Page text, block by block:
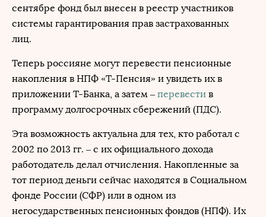
сентябре фонд был внесен в реестр участников
системы гарантирования прав застрахованных
лиц.
Теперь россияне могут перевести пенсионные
накопления в НПФ «Т-Пенсия» и увидеть их в
приложении Т-Банка, а затем – перевести в
программу долгосрочных сбережений (ПДС).
Эта возможность актуальна для тех, кто работал с
2002 по 2013 гг. – с их официального дохода
работодатель делал отчисления. Накопленные за
тот период деньги сейчас находятся в Социальном
фонде России (СФР) или в одном из
негосударственных пенсионных фондов (НПФ). Их